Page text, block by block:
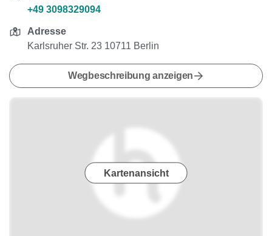
+49 3098329094
Adresse
Karlsruher Str. 23 10711 Berlin
Wegbeschreibung anzeigen
Kartenansicht